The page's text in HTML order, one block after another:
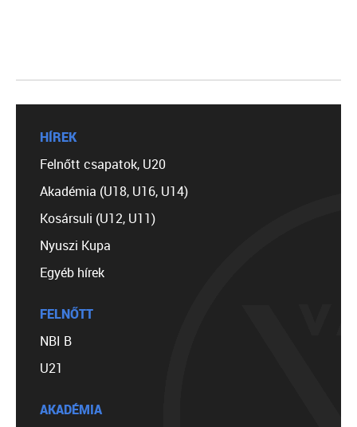
HÍREK
Felnőtt csapatok, U20
Akadémia (U18, U16, U14)
Kosársuli (U12, U11)
Nyuszi Kupa
Egyéb hírek
FELNŐTT
NBI B
U21
AKADÉMIA